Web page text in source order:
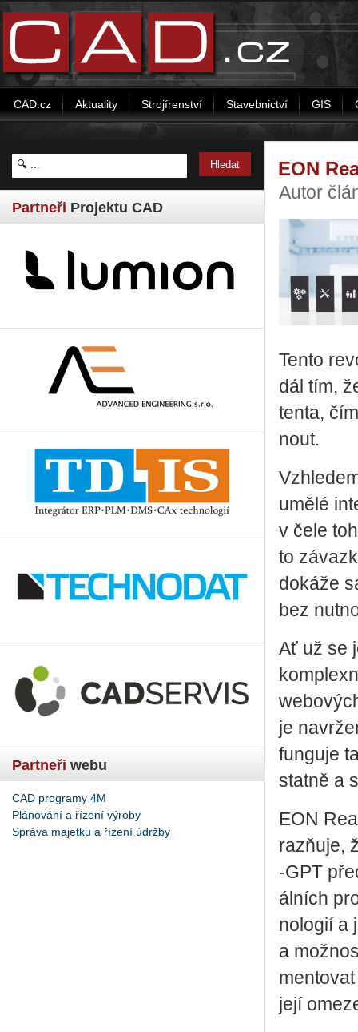
CAD.cz Aktuality Strojírenství Stavebnictví GIS
Partneři Projektu CAD
Partneři webu
CAD programy 4M
Plánování a řízení výroby
Správa majetku a řízení údržby
EON
Autor
Tento
dál tím,
ten­ta,
nout.
umělé
v čele
to
do­ká­že
bez
Ať už se
je
fun­gu­je
stat­ně a
EON
razňuje,
‑GPT
ál­ních
no­lo­gií a
a
její